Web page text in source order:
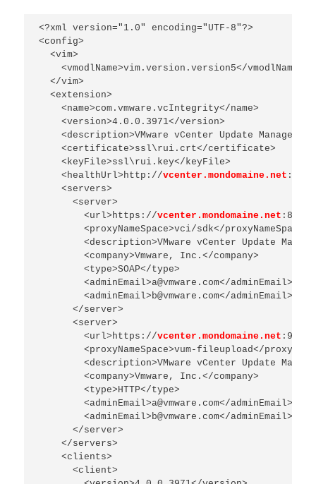
<?xml version="1.0" encoding="UTF-8"?>
<config>
  <vim>
    <vmodlName>vim.version.version5</vmodlName>
  </vim>
  <extension>
    <name>com.vmware.vcIntegrity</name>
    <version>4.0.0.3971</version>
<description>VMware vCenter Update Manager
    <certificate>ssl\rui.crt</certificate>
    <keyFile>ssl\rui.key</keyFile>
    <healthUrl>http://
vcenter.mondomaine.net
    <servers>
      <server>
        <url>https://
vcenter.mondomaine.net
        <proxyNameSpace>vci/sdk</proxyNameSpace>
<description>VMware vCenter Update
        <company>Vmware, Inc.</company>
        <type>SOAP</type>
        <adminEmail>a@vmware.com</adminEmail>
        <adminEmail>b@vmware.com</adminEmail>
      </server>
      <server>
        <url>https://
vcenter.mondomaine.net
<proxyNameSpace>vum-fileupload</
<description>VMware vCenter Update
        <company>Vmware, Inc.</company>
        <type>HTTP</type>
        <adminEmail>a@vmware.com</adminEmail>
        <adminEmail>b@vmware.com</adminEmail>
      </server>
    </servers>
    <clients>
      <client>